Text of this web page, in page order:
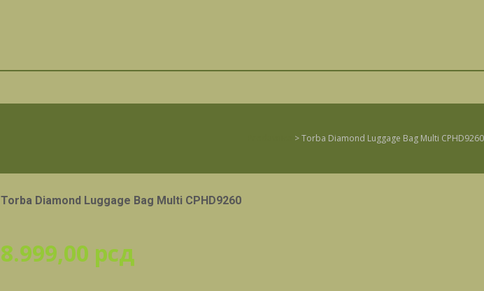
>Torba Diamond Luggage Bag Multi CPHD9260
Torba Diamond Luggage Bag Multi CPHD9260
8.999,00 рсд